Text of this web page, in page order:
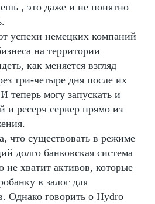
, это даже и не понятно
успехи немецких компаний
на территории
как меняется взгляд
три-четыре дня после их
теперь могу запускать и
и ресерч сервер прямо из
что существовать в режиме
долго банковская система
хватит активов, которые
в залог для
Однако говорить о Hydro